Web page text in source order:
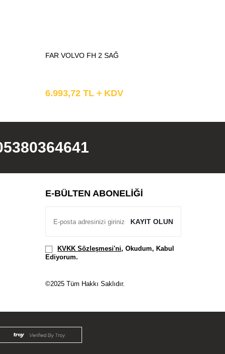
FAR VOLVO FH 2 SAĞ
6.993,72 TL KDV
E-BÜLTEN ABONELIĞI
KAYIT OLUN
KVKK Sözleşmesi'ni, Okudum, Kabul
Ediyorum.
©2025 Tüm Hakkı Saklıdır.